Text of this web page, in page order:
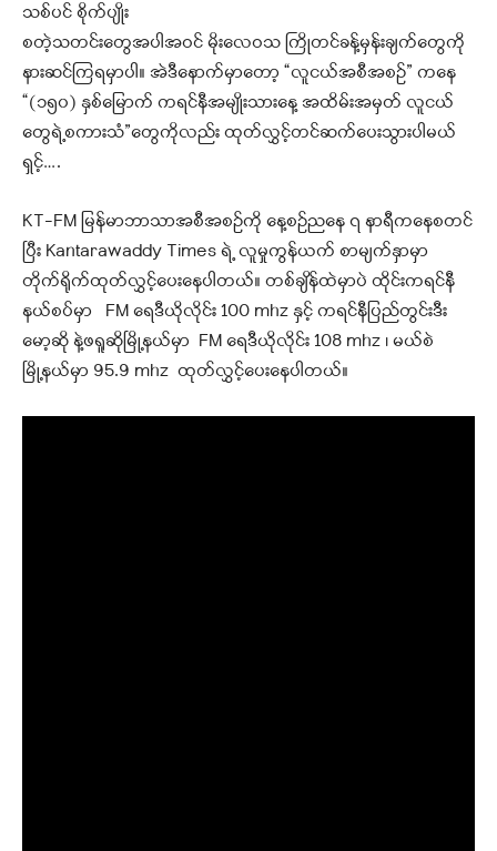
သစ်ပင် စိုက်ပျိုး
စတဲ့သတင်းတွေအပါအဝင် မိုးလေဝသ ကြိုတင်ခန့်မှန်းချက်တွေကို
နားဆင်ကြရမှာပါ။ အဲဒီနောက်မှာတော့ “လူငယ်အစီအစဉ်” ကနေ
“(၁၅၀) နှစ်မြောက် ကရင်နီအမျိုးသားနေ့ အထိမ်းအမှတ် လူငယ်
တွေရဲ့စကားသံ”တွေကိုလည်း ထုတ်လွှင့်တင်ဆက်ပေးသွားပါမယ်
ရှင့်….
KT-FM မြန်မာဘာသာအစီအစဉ်ကို နေ့စဉ်ညနေ ၇ နာရီကနေစတင်
ပြီး Kantarawaddy Times ရဲ့ လူမှုကွန်ယက် စာမျက်နှာမှာ
တိုက်ရိုက်ထုတ်လွှင့်ပေးနေပါတယ်။ တစ်ချိန်ထဲမှာပဲ ထိုင်းကရင်နီ
နယ်စပ်မှာ FM ရေဒီယိုလိုင်း 100 mhz နှင့် ကရင်နီပြည်တွင်းဒီး
မော့ဆို နဲ့ဖရူဆိုမြို့နယ်မှာ FM ရေဒီယိုလိုင်း 108 mhz ၊ မယ်စဲ
မြို့နယ်မှာ 95.9 mhz ထုတ်လွှင့်ပေးနေပါတယ်။